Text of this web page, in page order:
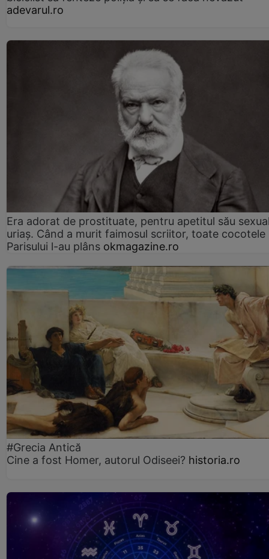
adevarul.ro
Era adorat de prostituate, pentru apetitul său
uriaș. Când a murit faimosul scriitor, toate cocotele
Parisului l-au plâns okmagazine.ro
#Grecia Antică
Cine a fost Homer, autorul Odiseei? historia.ro